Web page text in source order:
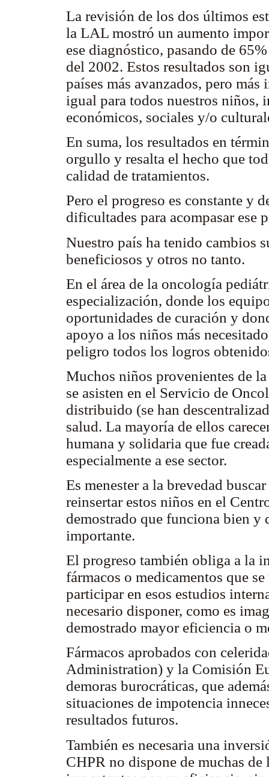
La revisión de los dos últimos
la LAL mostró un aumento
ese diagnóstico, pasando de
del 2002. Estos resultados son
países más avanzados, pero
igual para todos nuestros niños,
económicos, sociales y/o
En suma, los resultados en
orgullo y resalta el hecho que
calidad de tratamientos.
Pero el progreso es constante y
dificultades para acompasar ese
Nuestro país ha tenido cambios
beneficiosos y otros no tanto.
En el área de la oncología
especialización, donde los
oportunidades de curación y
apoyo a los niños más
peligro todos los logros
Muchos niños provenientes de
se asisten en el Servicio de
distribuido (se han
salud. La mayoría de ellos
humana y solidaria que fue
especialmente a ese sector.
Es menester a la brevedad
reinsertar estos niños en el
demostrado que funciona bien y
importante.
El progreso también obliga a la
fármacos o medicamentos que
participar en esos estudios
necesario disponer, como es
demostrado mayor eficiencia o
Fármacos aprobados con
Administration) y la Comisión
demoras burocráticas, que
situaciones de impotencia
resultados futuros.
También es necesaria una
CHPR no dispone de muchas